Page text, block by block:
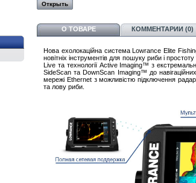
Открыть
О ТОВАРЕ КОММЕНТАРИИ (0)
Нова ехолокаційна система Lowrance Elite
новітніх інструментів для пошуку риби і
Live та технології Active Imaging™ з
SideScan та DownScan Imaging™ до
мережі Ethernet з можливістю підключення
та лову риби.